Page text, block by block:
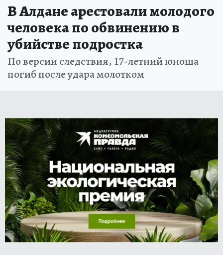
В Алдане арестовали молодого
человека по обвинению в
убийстве подростка
По версии следствия, 17-летний юноша
погиб после удара молотком